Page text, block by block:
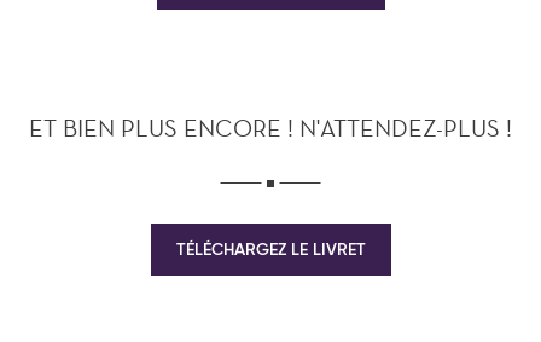
ET BIEN PLUS ENCORE ! N'ATTENDEZ-PLUS !
TÉLÉCHARGEZ LE LIVRET